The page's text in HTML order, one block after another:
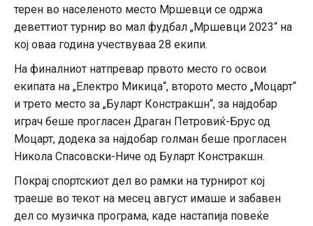
терен во населеното место Мршевци се одржа
деветтиот турнир во мал фудбал „Мршевци 2023“ на
кој оваа година учествуваа 28 екипи.
На финалниот натпревар првото место го освои
екипата на „Електро Микица“, второто место „Моцарт“
и трето место за „Буларт Констракшн“, за најдобар
играч беше прогласен Драган Петровиќ-Брус од
Моцарт, додека за најдобар голман беше прогласен
Никола Спасовски-Ниче од Буларт Констракшн.
Покрај спортскиот дел во рамки на турнирот кој
траеше во текот на месец август имаше и забавен
дел со музичка програма, каде настапија повеќе